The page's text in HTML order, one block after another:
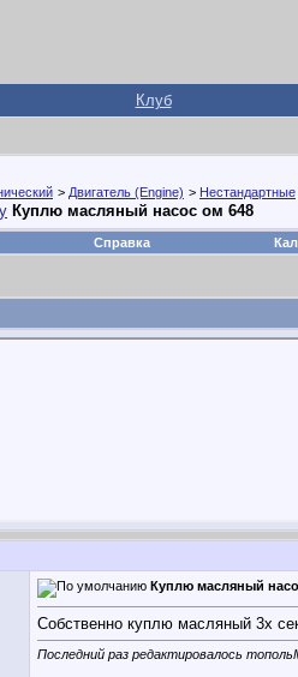
Клуб
> Двигатель (Engine) > Нестандартные
Куплю масляный насос ом 648
Справка
Куплю масляный
Собственно куплю масляный 3х
Последний раз редактировалось